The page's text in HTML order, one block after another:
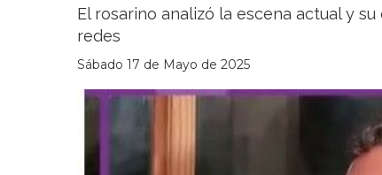
El rosarino analizó la escena actual y
redes
Sábado 17 de Mayo de 2025